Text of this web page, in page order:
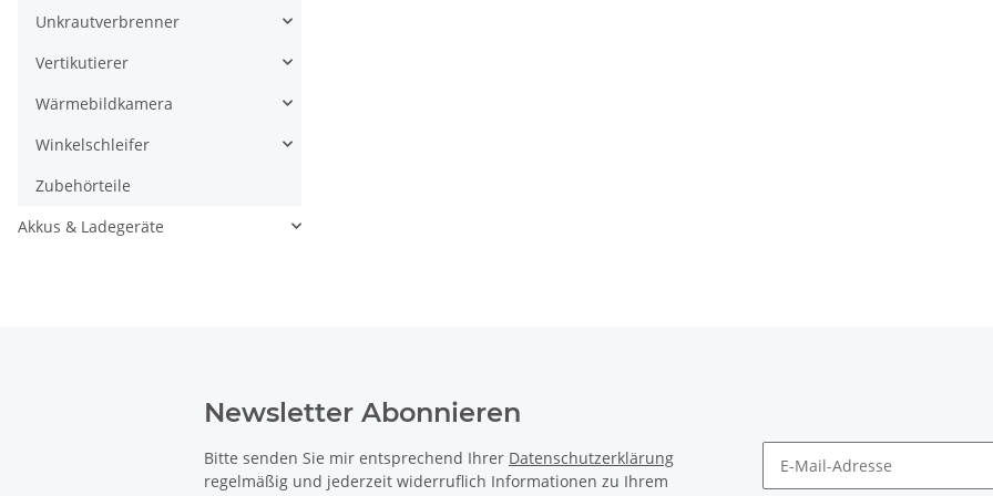
Unkrautverbrenner
Vertikutierer
Wärmebildkamera
Winkelschleifer
Zubehörteile
Akkus & Ladegeräte
Newsletter Abonnieren
Bitte senden Sie mir entsprechend Ihrer Datenschutzerklärung
regelmäßig und jederzeit widerruflich Informationen zu Ihrem